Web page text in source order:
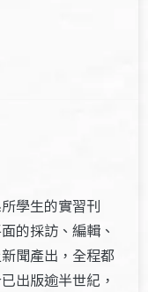
學生的實習刊
的採訪、編輯、
聞產出，全程都
出版逾半世紀，